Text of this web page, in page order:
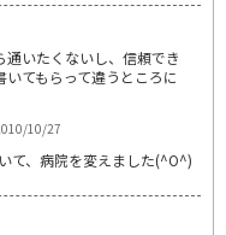
いたくないし、信頼でき
てもらって違うところに
10/27
て、病院を変えました(^O^)